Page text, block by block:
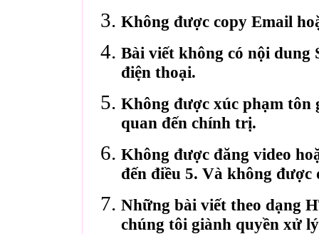
Không được copy Email
Bài viết không có nội dung
điện thoại.
Không được xúc phạm tôn
quan đến chính trị.
Không được đăng video
đến điều 5. Và không
Những bài viết theo dạng
chúng tôi giành quyền xử